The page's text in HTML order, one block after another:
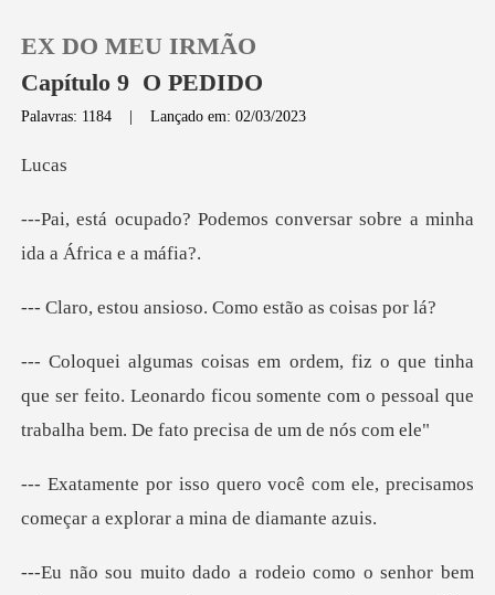
Loja
Sair
Baixar App
EX DO MEU IRMÃO
Capítulo 9 O PEDIDO
Palavras: 1184 |Lançado em: 02/03/2023
u
mos conversar sobre a min
nsioso. Como estão
que ser feito. Leonardo ficou somente com o pessoal
ê com ele, precisamos
começar a e
r bem